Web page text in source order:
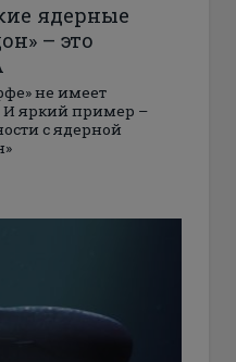
ядерные
– это
не имеет
И яркий пример –
с ядерной